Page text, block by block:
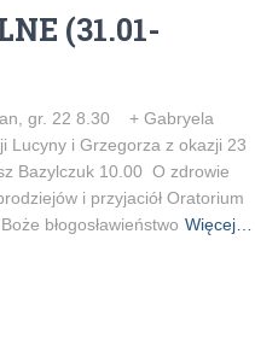
(31.01-
gr. 22 8.30 + Gabryela
Lucyny i Grzegorza z okazji 23
Bazylczuk 10.00 O zdrowie
i przyjaciół Oratorium
błogosławieństwo Więcej…